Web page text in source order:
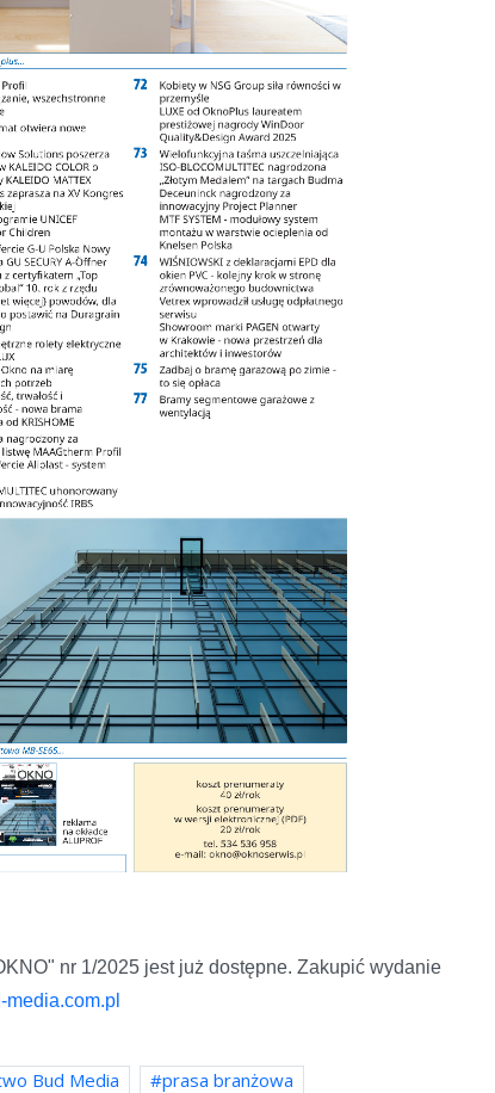
nr 1/2025 jest już dostępne. Zakupić wydanie
media.com.pl
Bud Media prasa branżowa